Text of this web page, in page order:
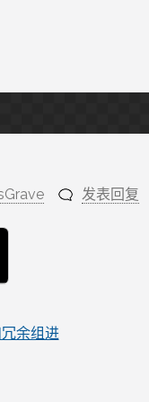
发表回复
余组进